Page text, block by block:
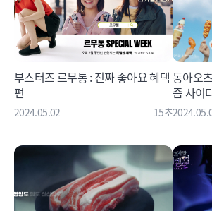
부스터즈 르무통 : 진짜 좋아요 혜택
편
2024.05.02 15초
동아오
즘 사이